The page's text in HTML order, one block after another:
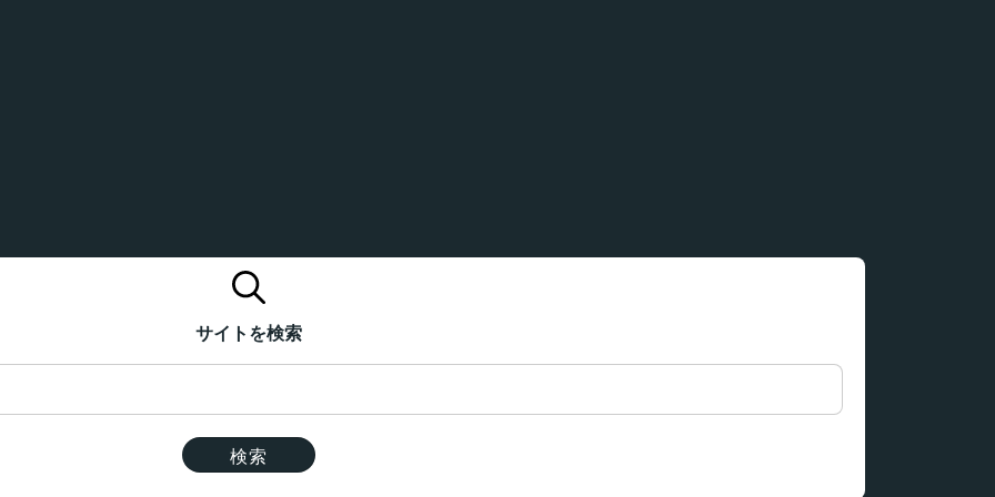
サイトを検索